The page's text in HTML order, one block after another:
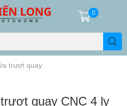
0
trượt quay
quay CNC 4 ly